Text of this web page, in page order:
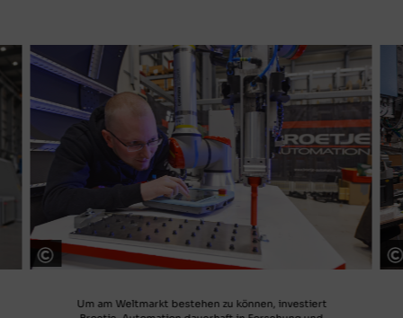
© Broetje-Automation Group / Foto: Christian Augustin
Um am Weltmarkt bestehen zu können, investiert